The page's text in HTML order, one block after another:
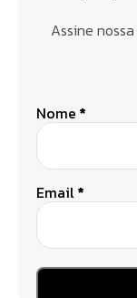
Assine
Nome *
Email*